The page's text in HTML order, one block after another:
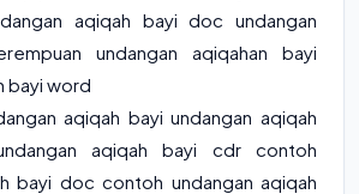
aqiqah bayi doc undangan
undangan aqiqahan bayi
bayi word
aqiqah bayi undangan aqiqah
aqiqah bayi cdr contoh
bayi doc contoh undangan aqiqah